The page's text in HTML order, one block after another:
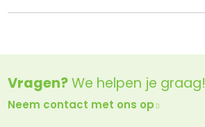
Vragen?We helpen je graag!
Neem contact met ons op